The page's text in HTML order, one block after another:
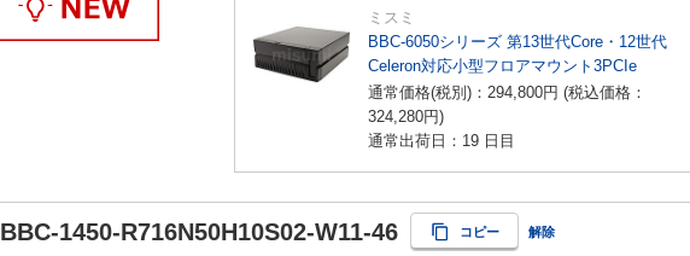
ミスミ
BBC-6050シリーズ 第13世代Core・12世代
Celeron対応小型フロアマウント3PCIe
通常価格(税別)： 294,800円 (税込価格：
324,280円)
通常出荷日：19 日目
BBC-1450-R716N50H10S02-W11-46 コピー 解除